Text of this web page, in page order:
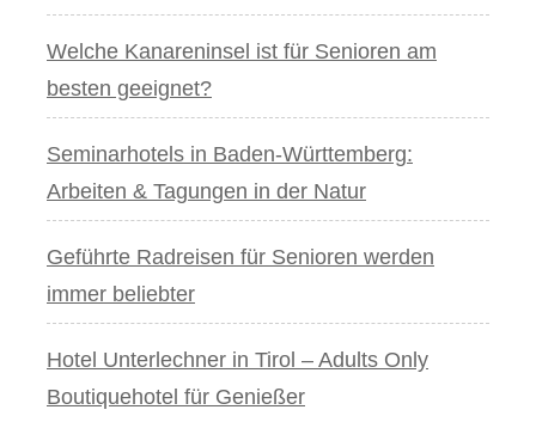
Welche Kanareninsel ist für Senioren am
besten geeignet?
Seminarhotels in Baden-Württemberg:
Arbeiten & Tagungen in der Natur
Geführte Radreisen für Senioren werden
immer beliebter
Hotel Unterlechner in Tirol – Adults Only
Boutiquehotel für Genießer